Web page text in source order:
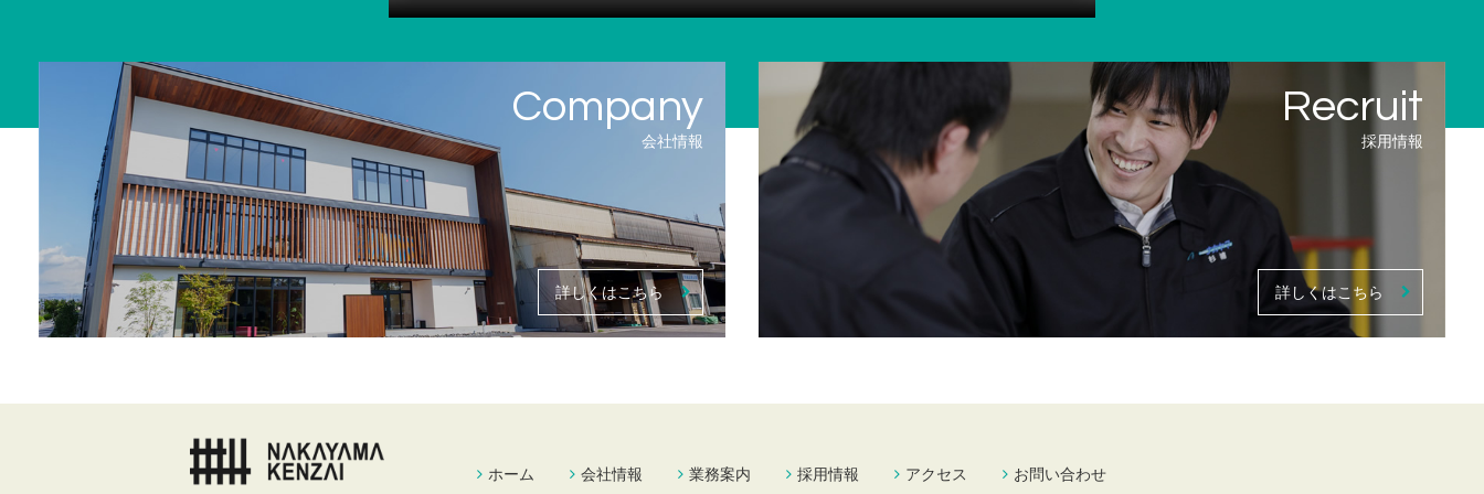
会社情報
詳しくはこちら
採用情報
詳しくはこちら
ホーム 会社情報 業務案内 採用情報 アクセス お問い合わせ